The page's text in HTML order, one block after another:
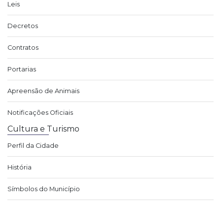
Leis
Decretos
Contratos
Portarias
Apreensão de Animais
Notificações Oficiais
Cultura e Turismo
Perfil da Cidade
História
Símbolos do Município